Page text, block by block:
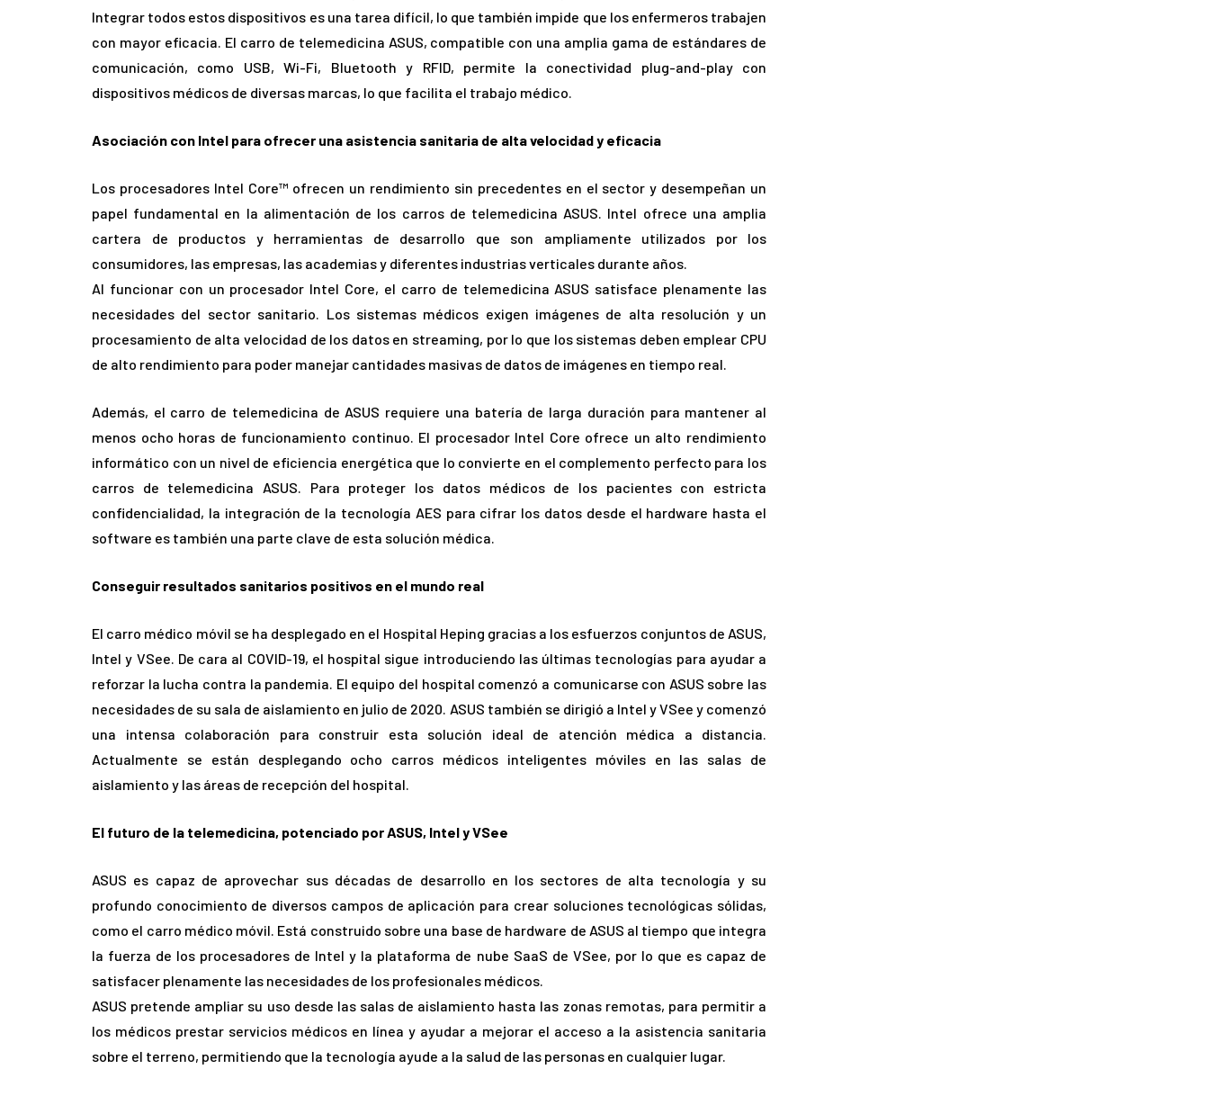
Integrar todos estos dispositivos es una tarea difícil, lo que también impide que los enfermeros trabajen
con mayor eficacia. El carro de telemedicina ASUS, compatible con una amplia gama de estándares de
comunicación, como USB, Wi-Fi, Bluetooth y RFID, permite la conectividad plug-and-play con
dispositivos médicos de diversas marcas, lo que facilita el trabajo médico.
Asociación con Intel para ofrecer una asistencia sanitaria de alta velocidad y eficacia
Los procesadores Intel Core™ ofrecen un rendimiento sin precedentes en el sector y desempeñan un
papel fundamental en la alimentación de los carros de telemedicina ASUS. Intel ofrece una amplia
cartera de productos y herramientas de desarrollo que son ampliamente utilizados por los
consumidores, las empresas, las academias y diferentes industrias verticales durante años.
Al funcionar con un procesador Intel Core, el carro de telemedicina ASUS satisface plenamente las
necesidades del sector sanitario. Los sistemas médicos exigen imágenes de alta resolución y un
procesamiento de alta velocidad de los datos en streaming, por lo que los sistemas deben emplear CPU
de alto rendimiento para poder manejar cantidades masivas de datos de imágenes en tiempo real.
Además, el carro de telemedicina de ASUS requiere una batería de larga duración para mantener al
menos ocho horas de funcionamiento continuo. El procesador Intel Core ofrece un alto rendimiento
informático con un nivel de eficiencia energética que lo convierte en el complemento perfecto para los
carros de telemedicina ASUS. Para proteger los datos médicos de los pacientes con estricta
confidencialidad, la integración de la tecnología AES para cifrar los datos desde el hardware hasta el
software es también una parte clave de esta solución médica.
Conseguir resultados sanitarios positivos en el mundo real
El carro médico móvil se ha desplegado en el Hospital Heping gracias a los esfuerzos conjuntos de ASUS,
Intel y VSee. De cara al COVID-19, el hospital sigue introduciendo las últimas tecnologías para ayudar a
reforzar la lucha contra la pandemia. El equipo del hospital comenzó a comunicarse con ASUS sobre las
necesidades de su sala de aislamiento en julio de 2020. ASUS también se dirigió a Intel y VSee y comenzó
una intensa colaboración para construir esta solución ideal de atención médica a distancia.
Actualmente se están desplegando ocho carros médicos inteligentes móviles en las salas de
aislamiento y las áreas de recepción del hospital.
El futuro de la telemedicina, potenciado por ASUS, Intel y VSee
ASUS es capaz de aprovechar sus décadas de desarrollo en los sectores de alta tecnología y su
profundo conocimiento de diversos campos de aplicación para crear soluciones tecnológicas sólidas,
como el carro médico móvil. Está construido sobre una base de hardware de ASUS al tiempo que integra
la fuerza de los procesadores de Intel y la plataforma de nube SaaS de VSee, por lo que es capaz de
satisfacer plenamente las necesidades de los profesionales médicos.
ASUS pretende ampliar su uso desde las salas de aislamiento hasta las zonas remotas, para permitir a
los médicos prestar servicios médicos en línea y ayudar a mejorar el acceso a la asistencia sanitaria
sobre el terreno, permitiendo que la tecnología ayude a la salud de las personas en cualquier lugar.